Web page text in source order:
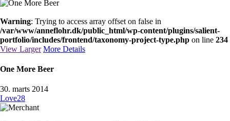
Warning: Trying to access array offset on false in
/var/www/anneflohr.dk/public_html/wp-content/plugins/salient-
portfolio/includes/frontend/taxonomy-project-type.php on line 234
View Larger More Details
One More Beer
30. marts 2014
Love28